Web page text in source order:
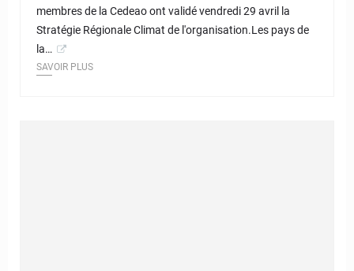
membres de la Cedeao ont validé vendredi 29 avril la
Stratégie Régionale Climat de l'organisation.Les pays de
la…
SAVOIR PLUS